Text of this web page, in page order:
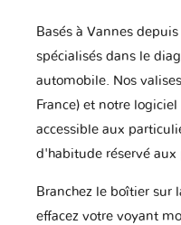
Basés à Vannes
spécialisés dans le
automobile. Nos
France) et notre
accessible aux
d'habitude réservé aux
Branchez le boîtier sur
effacez votre voyant